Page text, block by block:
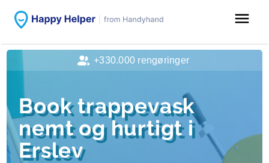
menu
Book trappevask
nemt og hurtigt i
Erslev
+330.000 rengøringer